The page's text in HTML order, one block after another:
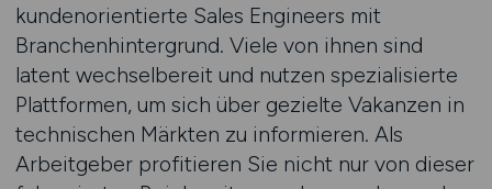
kundenorientierte Sales Engineers mit
Branchenhintergrund. Viele von ihnen sind
latent wechselbereit und nutzen spezialisierte
Plattformen, um sich über gezielte Vakanzen in
technischen Märkten zu informieren. Als
Arbeitgeber profitieren Sie nicht nur von dieser